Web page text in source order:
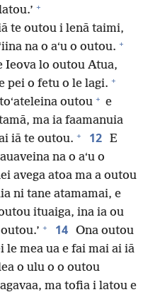
+
te outou i lenā taimi,
na o aʻu o outou. +
Ieova lo outou Atua,
pei o fetu o le lagi. +
outou + e
ma ia faamanuia
iā te outou. + 12 E
na o aʻu o
avega atoa ma a outou
ni tane atamamai, e
ituaiga, ina ia ou
+ 14 Ona outou
le mea ua e fai mai ai iā
o ulu o o outou
ma tofia i latou e